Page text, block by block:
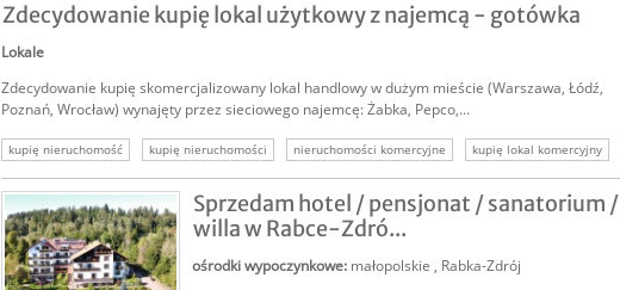
Zdecydowanie kupię lokal użytkowy z najemcą - gotówka
Lokale
Zdecydowanie kupię skomercjalizowany lokal handlowy w dużym mieście (Warszawa, Łódź,
Poznań, Wrocław) wynajęty przez sieciowego najemcę: Żabka, Pepco,...
kupię nieruchomość kupię nieruchomości nieruchomości komercyjne
kupię lokal komercyjny
kupimy lokale
kupimy nieruchomości kupię komercyjne
Sprzedam hotel / pensjonat / sanatorium /
willa w Rabce-Zdró...
ośrodki wypoczynkowe: małopolskie , Rabka-Zdrój